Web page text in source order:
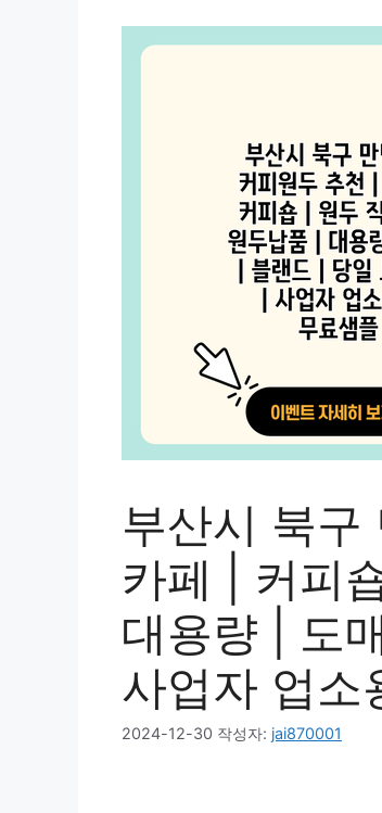
부산시 북구
카페 | 커피
대용량 | 도
사업자 업소
2024-12-30 작성자: jai870001